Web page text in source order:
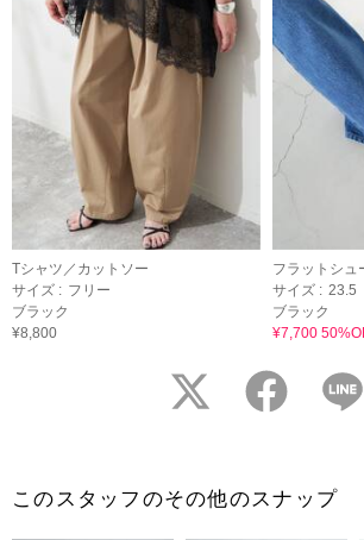
Tシャツ／カットソー
サイズ : フリー
ブラック
¥8,800
フラットシュ
サイズ : 23.5
ブラック
¥7,700
twitter facebook
このスタッフのその他のスナップ